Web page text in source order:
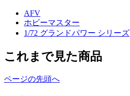
AFV
ホビーマスター
1/72 グランドパワー シリーズ
これまで見た商品
ページの先頭へ